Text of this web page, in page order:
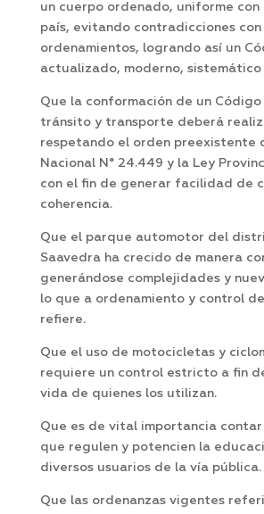
un cuerpo ordenado, uniforme
país, evitando contradicciones
ordenamientos, logrando así un
actualizado, moderno, sistemático
Que la conformación de un
tránsito y transporte deberá
respetando el orden preexistente
Nacional N° 24.449 y la Ley
con el fin de generar facilidad de
coherencia.
Que el parque automotor del
Saavedra ha crecido de manera
generándose complejidades y
lo que a ordenamiento y control
refiere.
Que el uso de motocicletas y
requiere un control estricto a fin
vida de quienes los utilizan.
Que es de vital importancia contar
que regulen y potencien la
diversos usuarios de la vía pública.
Que las ordenanzas vigentes